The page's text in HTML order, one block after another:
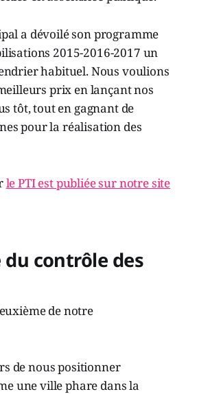
a dévoilé son programme
2015-2016-2017 un
habituel. Nous voulions
prix en lançant nos
tôt, tout en gagnant de
pour la réalisation des
le PTI est publiée sur notre site
du contrôle des
de notre
de nous positionner
une ville phare dans la